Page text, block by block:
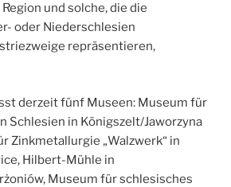
und solche, die die
oder Niederschlesien
repräsentieren,
derzeit fünf Museen: Museum für
Schlesien in Königszelt/Jaworzyna
Zinkmetallurgie „Walzwerk“ in
Hilbert-Mühle in
Museum für schlesisches